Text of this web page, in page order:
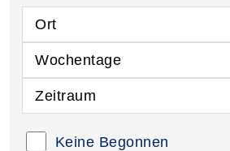
Ort
Wochentage
Zeitraum
Keine Begonnen